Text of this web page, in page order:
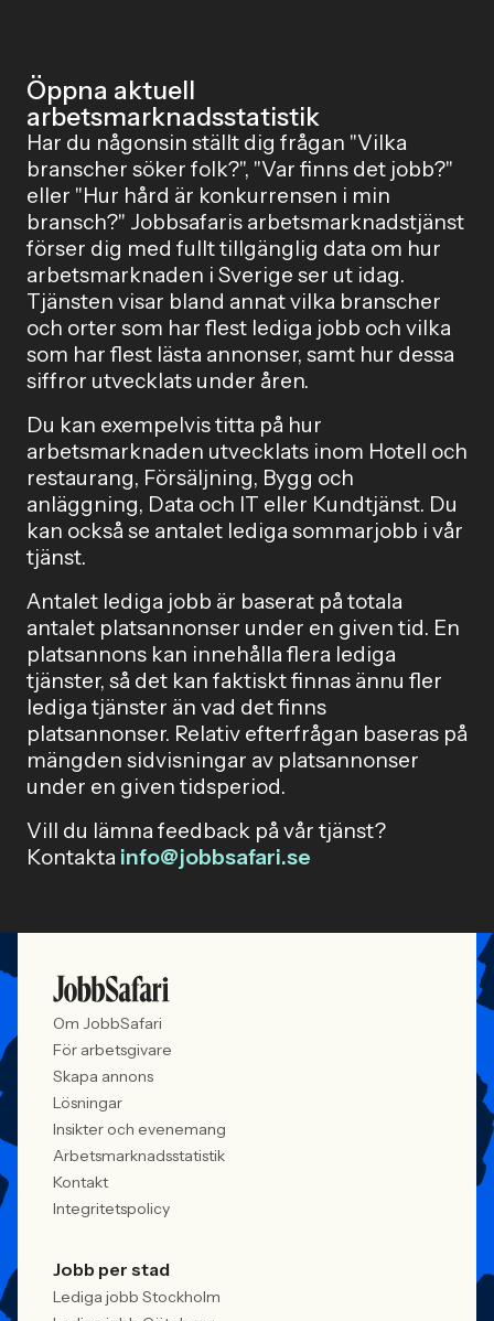
Öppna aktuell
arbetsmarknadsstatistik
Har du någonsin ställt dig frågan "Vilka
branscher söker folk?", "Var finns det jobb?"
eller "Hur hård är konkurrensen i min
bransch?" Jobbsafaris arbetsmarknadstjänst
förser dig med fullt tillgänglig data om hur
arbetsmarknaden i Sverige ser ut idag.
Tjänsten visar bland annat vilka branscher
och orter som har flest lediga jobb och vilka
som har flest lästa annonser, samt hur dessa
siffror utvecklats under åren.
Du kan exempelvis titta på hur
arbetsmarknaden utvecklats inom Hotell och
restaurang, Försäljning, Bygg och
anläggning, Data och IT eller Kundtjänst. Du
kan också se antalet lediga sommarjobb i vår
tjänst.
Antalet lediga jobb är baserat på totala
antalet platsannonser under en given tid. En
platsannons kan innehålla flera lediga
tjänster, så det kan faktiskt finnas ännu fler
lediga tjänster än vad det finns
platsannonser. Relativ efterfrågan baseras på
mängden sidvisningar av platsannonser
under en given tidsperiod.
Vill du lämna feedback på vår tjänst?
Kontakta info@jobbsafari.se
Om JobbSafari
För arbetsgivare
Skapa annons
Lösningar
Insikter och evenemang
Arbetsmarknadsstatistik
Kontakt
Integritetspolicy
Jobb per stad
Lediga jobb Stockholm